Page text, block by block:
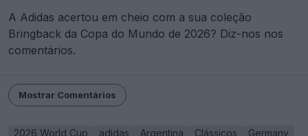
A Adidas acertou em cheio com a sua coleção
Bringback da Copa do Mundo de 2026? Diz-nos nos
comentários.
Mostrar Comentários
2026 World Cup adidas Argentina Clássicos
Germany